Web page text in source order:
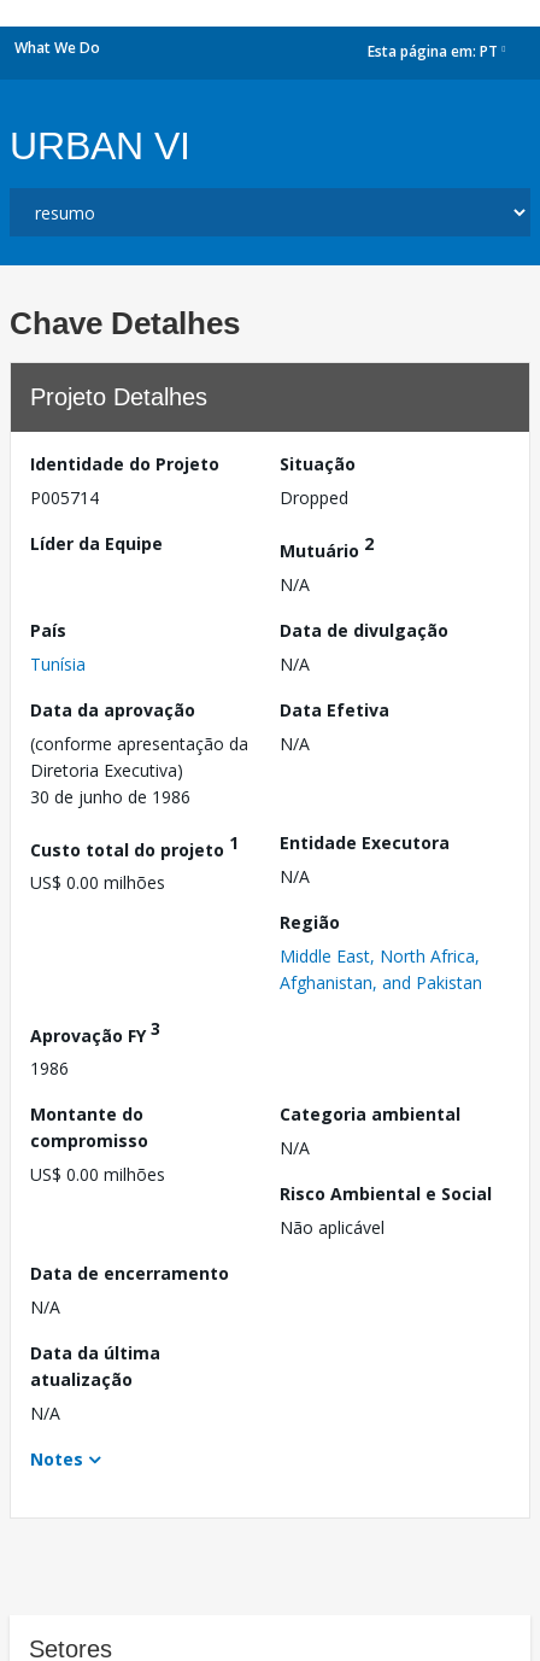
What We Do Esta página em: PT
URBAN VI
Chave Detalhes
Projeto Detalhes
Identidade do Projeto
P005714
Situação
Dropped
Líder da Equipe
Mutuário 2
N/A
País
Tunísia
Data de divulgação
N/A
Data da aprovação
(conforme apresentação da
Diretoria Executiva)
30 de junho de 1986
Data Efetiva
N/A
Custo total do projeto 1
US$ 0.00 milhões
Entidade Executora
N/A
Região
Middle East, North Africa,
Afghanistan, and Pakistan
Aprovação FY3
1986
Montante do
compromisso
US$ 0.00 milhões
Categoria ambiental
N/A
Risco Ambiental e Social
Não aplicável
Data de encerramento
N/A
Data da última
atualização
N/A
Notes
Setores